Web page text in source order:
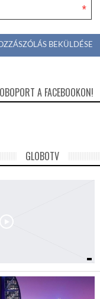
*
A FACEBOOKON!
GLOBOTV